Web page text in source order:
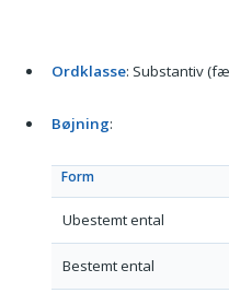
Ordklasse: Substantiv
Bøjning:
Form
Ubestemt ental
Bestemt ental